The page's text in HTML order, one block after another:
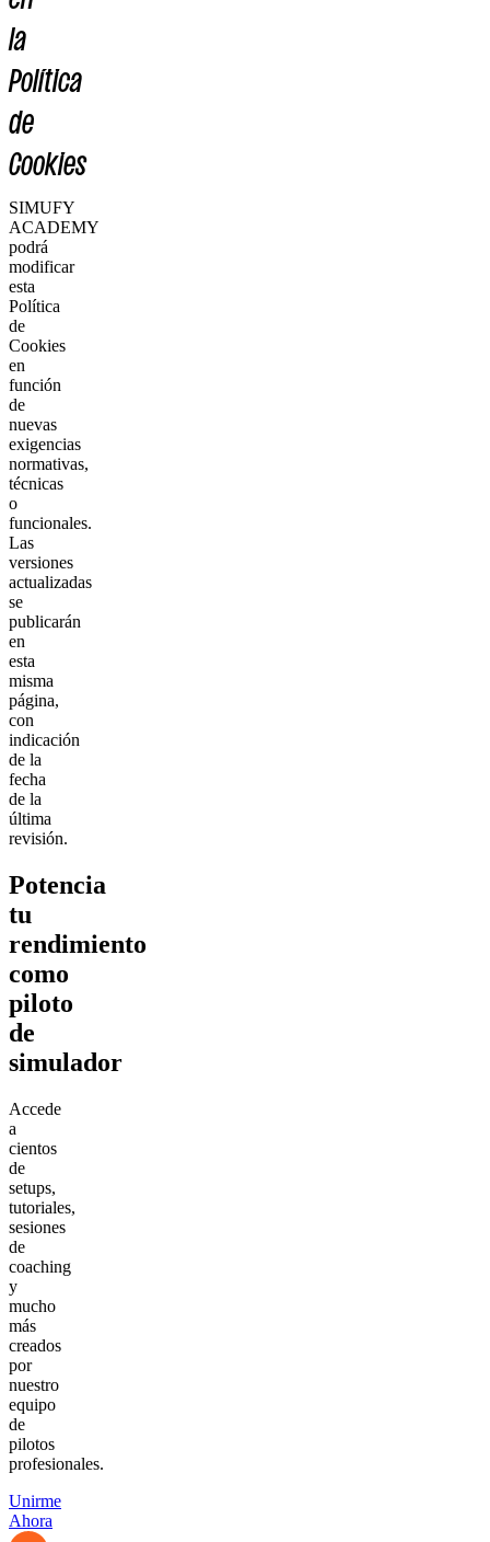
la
Política
de
Cookies
SIMUFY
ACADEMY
podrá
modificar
esta
Política
de
Cookies
en
función
de
nuevas
exigencias
normativas,
técnicas
o
funcionales.
Las
versiones
actualizadas
se
publicarán
en
esta
misma
página,
con
indicación
de la
fecha
de la
última
revisión.
Potencia
tu
rendimiento
como
piloto
de
simulador
Accede
a
cientos
de
setups,
tutoriales,
sesiones
de
coaching
y
mucho
más
creados
por
nuestro
equipo
de
pilotos
profesionales.
Unirme
Ahora